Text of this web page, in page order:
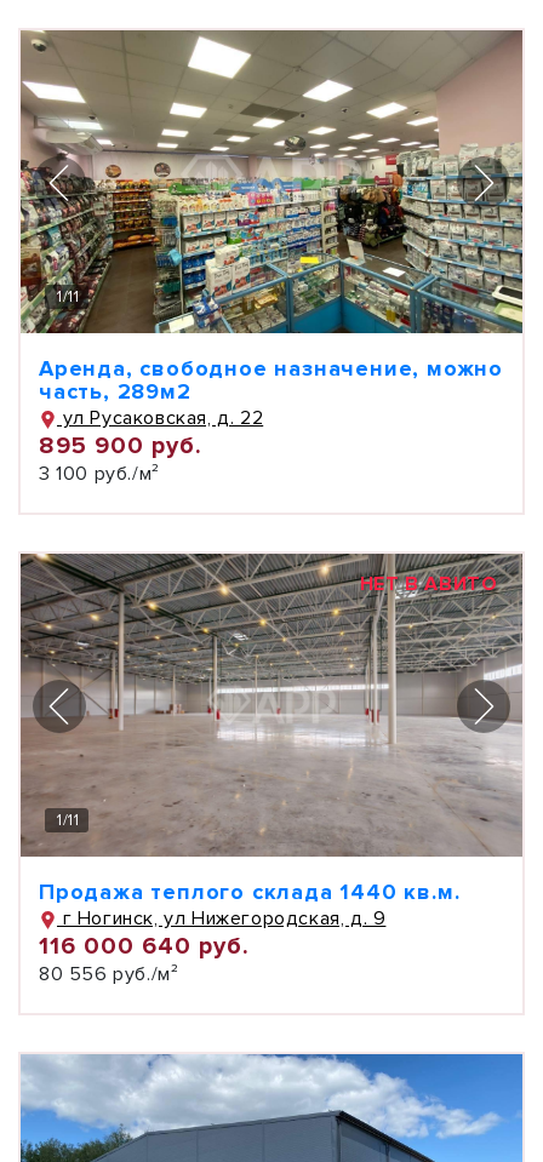
1/11
Аренда, свободное назначение, можно
часть, 289м2
ул Русаковская, д. 22
895 900 руб.
3 100 руб./м²
НЕТ В АВИТО
1/11
Продажа теплого склада 1440 кв.м.
г Ногинск, ул Нижегородская, д. 9
116 000 640 руб.
80 556 руб./м²